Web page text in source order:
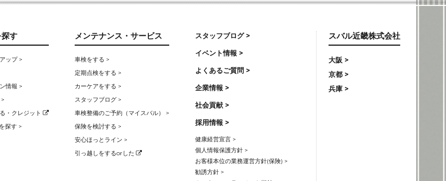
す
ップ >
情報 >
・クレジット
探す >
メンテナンス・サービス
車検をする >
定期点検をする >
カーケアをする >
スタッフブログ >
車検整備のご予約（マイスバル） >
保険を検討する >
安心ほっとライン >
引っ越しをするorした
スタッフブログ >
イベント情報 >
よくあるご質問 >
企業情報 >
社会貢献 >
採用情報 >
健康経営宣言 >
個人情報保護方針 >
お客様本位の業務運営方針(保険) >
勧誘方針 >
スバル近畿株式会社
大阪 >
京都 >
兵庫 >